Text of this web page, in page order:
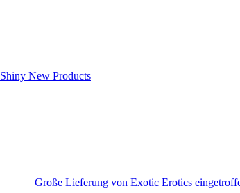
Shiny New Products
Große Lieferung von Exotic Erotics